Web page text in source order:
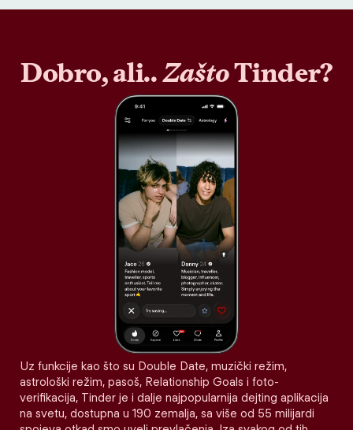
Dobro, ali..ZaštoTinder?
Uz funkcije kao što su Double Date, muzički režim,
astrološki režim, pasoš, Relationship Goals i foto-
verifikacija, Tinder je i dalje najpopularnija dejting aplikacija
na svetu, dostupna u 190 zemalja, sa više od 55 milijardi